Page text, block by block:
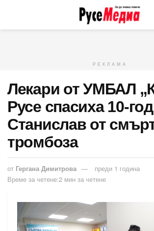
РЕКЛАМА
Лекари от УМБАЛ
Русе спасиха 10-
Станислав от
тромбоза
от Гергана Димитрова
преди 1 година
Време за четене:2 мин за четене